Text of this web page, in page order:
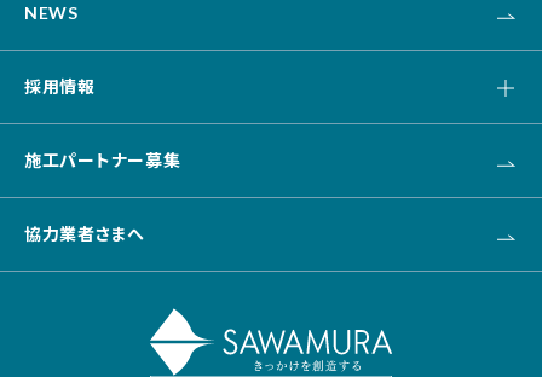
NEWS
採用情報
キャリア採用
新卒採用
施工パートナー募集
協力業者さまへ